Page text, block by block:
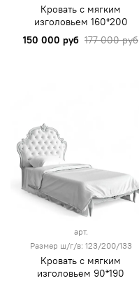
Кровать с мягким
изголовьем 160*200
150 000 руб 177 000 руб
арт.
Размер ш/г/в: 123/200/133
Кровать с мягким
изголовьем 90*190